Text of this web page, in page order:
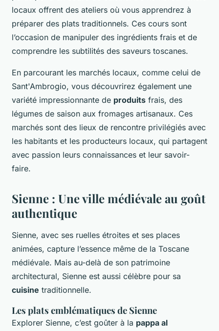
locaux offrent des ateliers où vous apprendrez à
préparer des plats traditionnels. Ces cours sont
l’occasion de manipuler des ingrédients frais et de
comprendre les subtilités des saveurs toscanes.
En parcourant les marchés locaux, comme celui de
Sant'Ambrogio, vous découvrirez également une
variété impressionnante de produits frais, des
légumes de saison aux fromages artisanaux. Ces
marchés sont des lieux de rencontre privilégiés avec
les habitants et les producteurs locaux, qui partagent
avec passion leurs connaissances et leur savoir-
faire.
Sienne : Une ville médiévale au goût
authentique
Sienne, avec ses ruelles étroites et ses places
animées, capture l’essence même de la Toscane
médiévale. Mais au-delà de son patrimoine
architectural, Sienne est aussi célèbre pour sa
cuisine traditionnelle.
Les plats emblématiques de Sienne
Explorer Sienne, c’est goûter à la pappa al